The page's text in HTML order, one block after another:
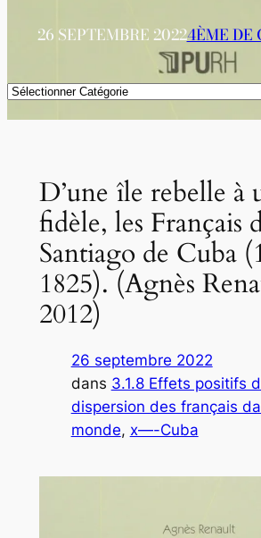
26 SEPTEMBRE 20224ÈME DE
Catégories
D’une île rebelle à
fidèle, les Français
Santiago de Cuba
1825). (Agnès
2012)
26 septembre 2022
dans 3.1.8 Effets positifs
dispersion des français
monde, x—-Cuba